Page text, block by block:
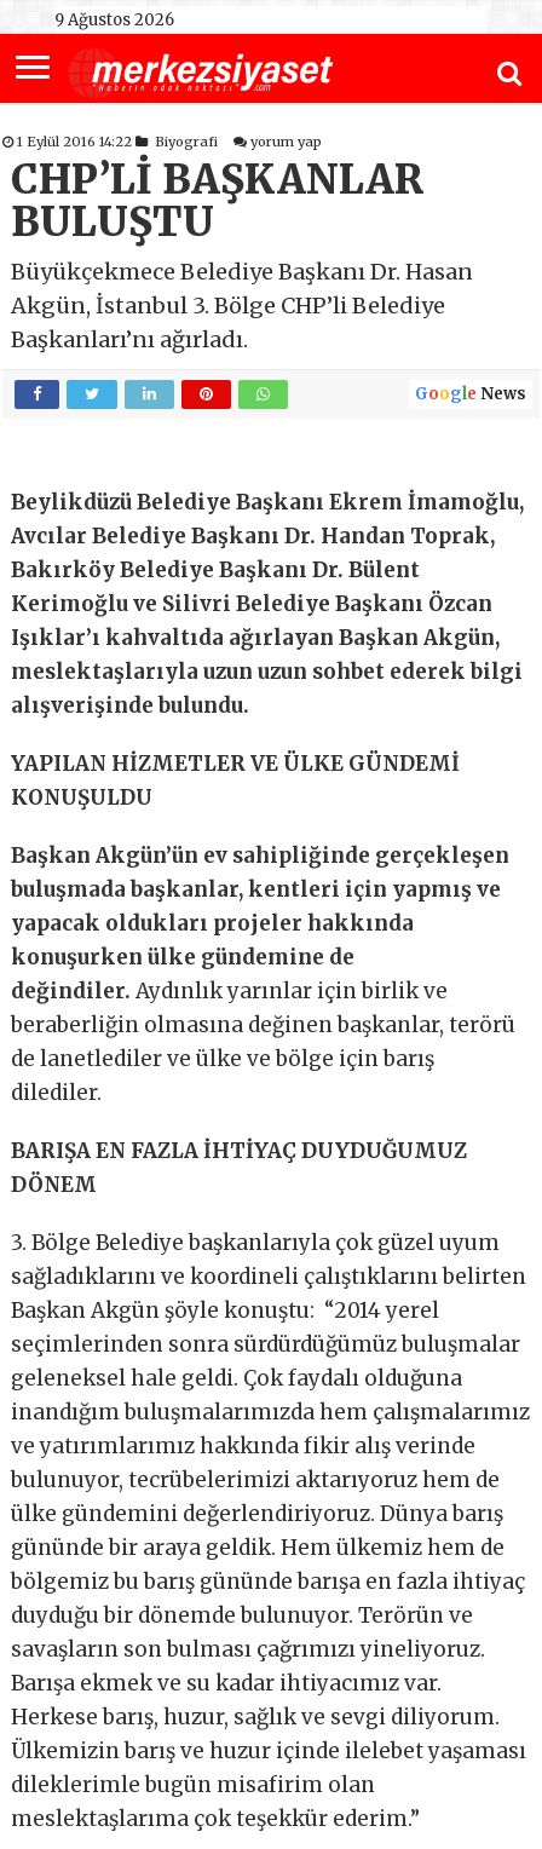
9 Ağustos 2026
1 Eylül 2016 14:22 Biyografi yorum yap
CHP’Lİ BAŞKANLAR
BULUŞTU
Büyükçekmece Belediye Başkanı Dr. Hasan
Akgün, İstanbul 3. Bölge CHP’li Belediye
Başkanları’nı ağırladı.
Google News
Beylikdüzü Belediye Başkanı Ekrem İmamoğlu,
Avcılar Belediye Başkanı Dr. Handan Toprak,
Bakırköy Belediye Başkanı Dr. Bülent
Kerimoğlu ve Silivri Belediye Başkanı Özcan
Işıklar’ı kahvaltıda ağırlayan Başkan Akgün,
meslektaşlarıyla uzun uzun sohbet ederek bilgi
alışverişinde bulundu.
YAPILAN HİZMETLER VE ÜLKE GÜNDEMİ
KONUŞULDU
Başkan Akgün’ün ev sahipliğinde gerçekleşen
buluşmada başkanlar, kentleri için yapmış ve
yapacak oldukları projeler hakkında
konuşurken ülke gündemine de
değindiler.Aydınlık yarınlar için birlik ve
beraberliğin olmasına değinen başkanlar, terörü
de lanetlediler ve ülke ve bölge için barış
dilediler.
BARIŞA EN FAZLA İHTİYAÇ DUYDUĞUMUZ
DÖNEM
3. Bölge Belediye başkanlarıyla çok güzel uyum
sağladıklarını ve koordineli çalıştıklarını belirten
Başkan Akgün şöyle konuştu: “2014 yerel
seçimlerinden sonra sürdürdüğümüz buluşmalar
geleneksel hale geldi. Çok faydalı olduğuna
inandığım buluşmalarımızda hem çalışmalarımız
ve yatırımlarımız hakkında fikir alış verinde
bulunuyor, tecrübelerimizi aktarıyoruz hem de
ülke gündemini değerlendiriyoruz. Dünya barış
gününde bir araya geldik. Hem ülkemiz hem de
bölgemiz bu barış gününde barışa en fazla ihtiyaç
duyduğu bir dönemde bulunuyor. Terörün ve
savaşların son bulması çağrımızı yineliyoruz.
Barışa ekmek ve su kadar ihtiyacımız var.
Herkese barış, huzur, sağlık ve sevgi diliyorum.
Ülkemizin barış ve huzur içinde ilelebet yaşaması
dileklerimle bugün misafirim olan
meslektaşlarıma çok teşekkür ederim.”